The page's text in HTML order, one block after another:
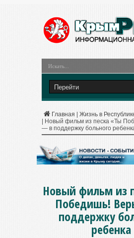
Главная Жизнь в
Новый фильм из песка «Ты
— в поддержку больного
Новый фильм из
Победишь!
поддержку
ребенка